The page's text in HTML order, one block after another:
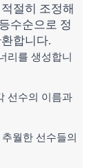
절히 조정해
수순으로 정
합니다.
리를 생성합니
선수의 이름과
월한 선수들의